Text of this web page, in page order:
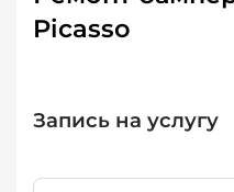
Picasso
Запись на услугу